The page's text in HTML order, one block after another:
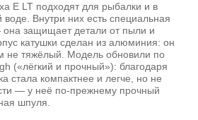
E LT подходят для рыбалки и в
Внутри них есть специальная
защищает детали от пыли и
катушки сделан из алюминия: он
не тяжёлый. Модель обновили по
(«лёгкий и прочный»): благодаря
стала компактнее и легче, но не
— у неё по‑прежнему прочный
шпуля.